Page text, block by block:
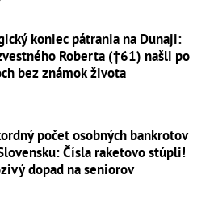
koniec pátrania na Dunaji:
Roberta (†61) našli po
bez známok života
počet osobných bankrotov
Čísla raketovo stúpli!
dopad na seniorov